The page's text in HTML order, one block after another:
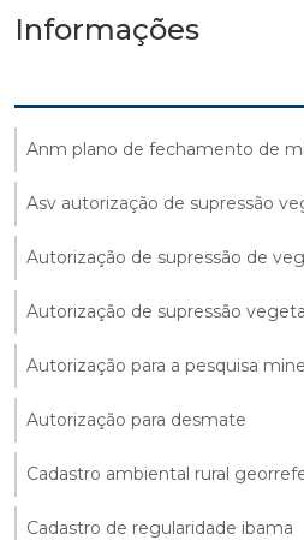
Informações
Anm plano de fechamento de
Asv autorização de supressão
Autorização de supressão de
Autorização de supressão
Autorização para a pesquisa
Autorização para desmate
Cadastro ambiental rural
Cadastro de regularidade ibama